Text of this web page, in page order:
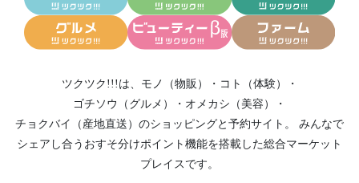
ツクツク!!!は、 モノ（物販） ・ コト（体験）
・
ゴチソウ（グルメ）
・ オメカシ（美容）
・
チョクバイ（産地直送） のショッピングと予約サイト。
みんなで
シェアし合う おすそ分けポイント機能を搭載した総合マーケット
プレイスです。